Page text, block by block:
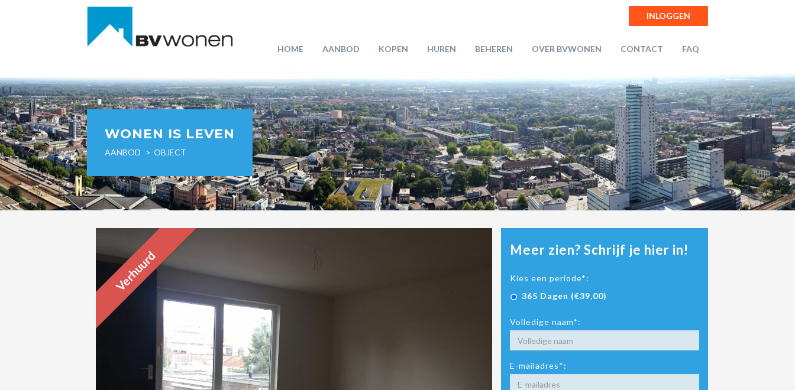
INLOGGEN
HOME AANBOD KOPEN HUREN BEHEREN OVER BVWONEN CONTACT FAQ
WONEN IS LEVEN
AANBOD OBJECT
Verhuurd Meer zien? Schrijf je hier in!
Kies een periode*:
365 Dagen (€39,00)
Volledige naam*:
E-mailadres*: